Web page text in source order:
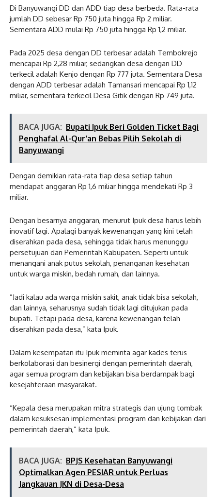
Di Banyuwangi DD dan ADD tiap desa berbeda. Rata-rata
jumlah DD sebesar Rp 750 juta hingga Rp 2 miliar.
Sementara ADD mulai Rp 750 juta hingga Rp 1,2 miliar.
Pada 2025 desa dengan DD terbesar adalah Tembokrejo
mencapai Rp 2,28 miliar, sedangkan desa dengan DD
terkecil adalah Kenjo dengan Rp 777 juta. Sementara Desa
dengan ADD terbesar adalah Tamansari mencapai Rp 1,12
miliar, sementara terkecil Desa Gitik dengan Rp 749 juta.
BACA JUGA: Bupati Ipuk Beri Golden Ticket Bagi
Penghafal Al-Qur'an Bebas Pilih Sekolah di
Banyuwangi
Dengan demikian rata-rata tiap desa setiap tahun
mendapat anggaran Rp 1,6 miliar hingga mendekati Rp 3
miliar.
Dengan besarnya anggaran, menurut Ipuk desa harus lebih
inovatif lagi. Apalagi banyak kewenangan yang kini telah
diserahkan pada desa, sehingga tidak harus menunggu
persetujuan dari Pemerintah Kabupaten. Seperti untuk
menangani anak putus sekolah, penanganan kesehatan
untuk warga miskin, bedah rumah, dan lainnya.
”Jadi kalau ada warga miskin sakit, anak tidak bisa sekolah,
dan lainnya, seharusnya sudah tidak lagi ditujukan pada
bupati. Tetapi pada desa, karena kewenangan telah
diserahkan pada desa,” kata Ipuk.
Dalam kesempatan itu Ipuk meminta agar kades terus
berkolaborasi dan besinergi dengan pemerintah daerah,
agar semua program dan kebijakan bisa berdampak bagi
kesejahteraan masyarakat.
“Kepala desa merupakan mitra strategis dan ujung tombak
dalam kesuksesan implementasi program dan kebijakan dari
pemerintah daerah,” kata Ipuk.
BACA JUGA: BPJS Kesehatan Banyuwangi
Optimalkan Agen PESIAR untuk Perluas
Jangkauan JKN di Desa-Desa